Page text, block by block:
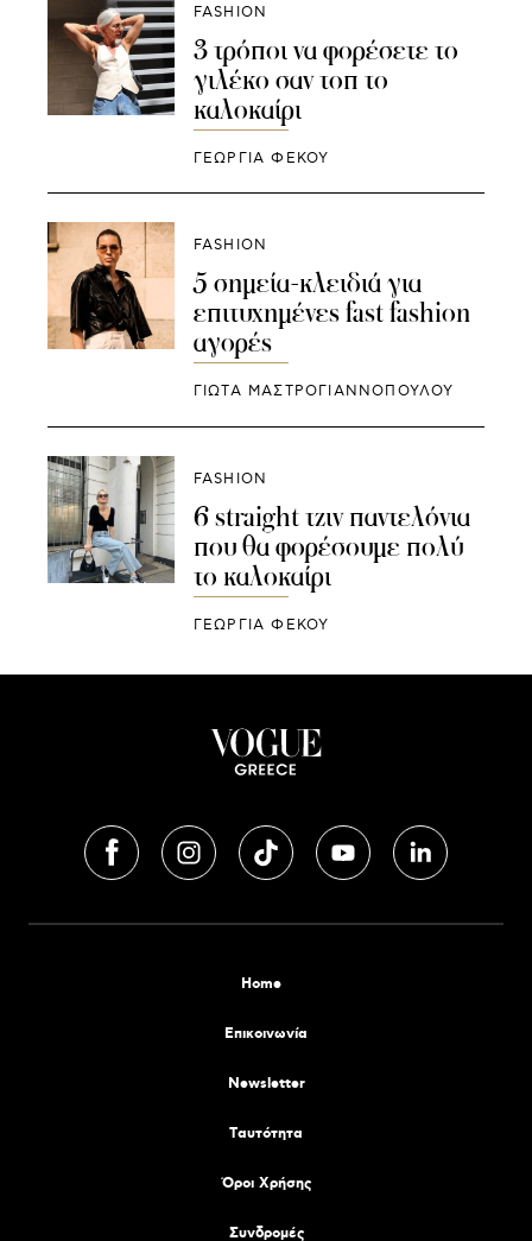
FASHION
3 τρόποι να φορέσετε το
γιλέκο σαν τοπ το
καλοκαίρι
ΓΕΩΡΓΙΑ ΦΕΚΟΥ
FASHION
5 σημεία-κλειδιά για
επιτυχημένες fast fashion
αγορές
ΓΙΩΤΑ ΜΑΣΤΡΟΓΙΑΝΝΟΠΟΥΛΟΥ
FASHION
6 straight τζιν παντελόνια
που θα φορέσουμε πολύ
το καλοκαίρι
ΓΕΩΡΓΙΑ ΦΕΚΟΥ
Home
Επικοινωνία
Newsletter
Tαυτότητα
Όροι Χρήσης
Συνδρομές